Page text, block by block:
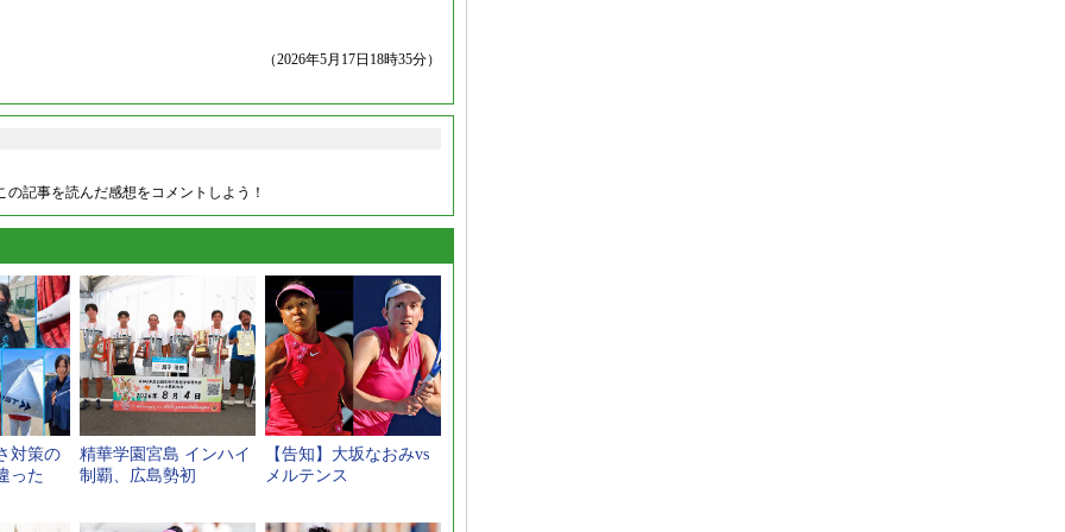
（2026年5月17日18時35分）
記事を読んだ感想をコメントしよう！
対策の
った
精華学園宮島 インハイ
制覇、広島勢初
【告知】大坂なおみvs
メルテンス